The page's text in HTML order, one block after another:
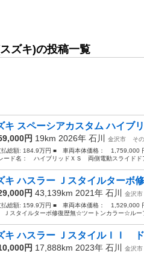
ズキ)の投稿一覧
キ スペーシアカスタム ハイ
円 19km 2026年 石川 金沢市
そ
総額: 184.9万円 ■ 車両本体価格： 1,759,000
ード名： ハイブリッドＸＳ 両側電動スライド
キ ハスラー Ｊスタイルター
円 43,139km 2021年 石川 金沢市
総額: 159.9万円 ■ 車両本体価格：
スタイルターボ修復歴無☆ツートンカラー☆ル
キ ハスラー ＪスタイルＩＩ
円 17,888km 2023年 石川 金沢市